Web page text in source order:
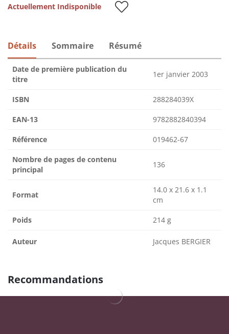
Actuellement Indisponible
Détails Sommaire Résumé
Date de première publication du
titre
1er janvier 2003
ISBN 288284039X
EAN-13 9782882840394
Référence 019462-67
Nombre de pages de contenu
principal
136
Format
14.0 x 21.6 x 1.1
cm
Poids 214 g
Auteur Jacques BERGIER
Recommandations